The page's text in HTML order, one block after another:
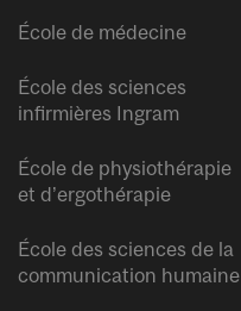
École de médecine
École des sciences
infirmières Ingram
École de physiothérapie
et d’ergothérapie
École des sciences de la
communication humaine